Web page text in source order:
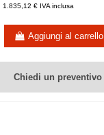
1.835,12 € IVA inclusa
Aggiungi al carrello
Chiedi un preventivo